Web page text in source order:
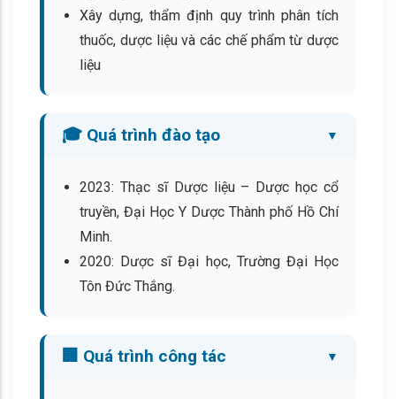
Xây dựng, thẩm định quy trình phân tích
thuốc, dược liệu và các chế phẩm từ dược
liệu
🎓 Quá trình đào tạo
2023: Thạc sĩ Dược liệu – Dược học cổ
truyền, Đại Học Y Dược Thành phố Hồ Chí
Minh.
2020: Dược sĩ Đại học, Trường Đại Học
Tôn Đức Thắng.
🏢 Quá trình công tác